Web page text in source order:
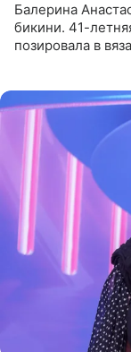
Балерина
бикини. 41-
позировала в